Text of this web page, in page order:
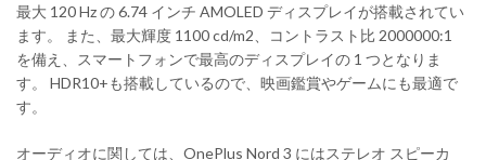
最大 120 Hz の 6.74 インチ AMOLED ディスプレイが搭載されてい
ます。 また、最大輝度 1100 cd/m2、コントラスト比 2000000:1
を備え、スマートフォンで最高のディスプレイの 1 つとなりま
す。 HDR10+も搭載しているので、映画鑑賞やゲームにも最適で
す。
オーディオに関しては、OnePlus Nord 3 にはステレオ スピーカ